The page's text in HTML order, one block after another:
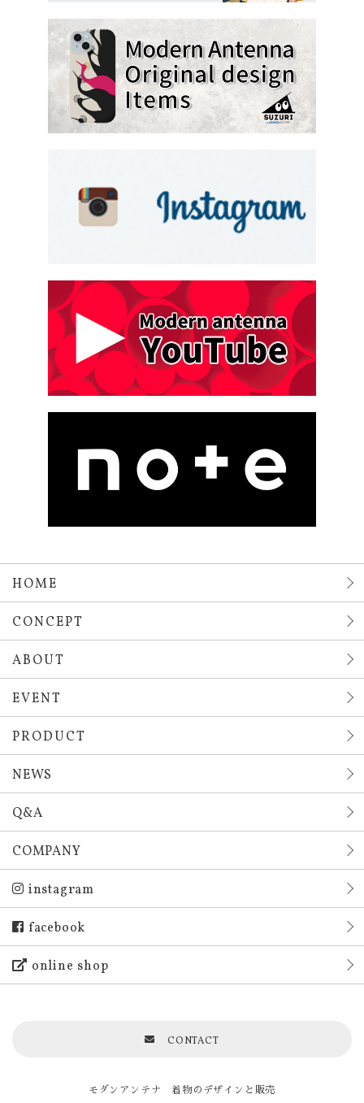
HOME
CONCEPT
ABOUT
EVENT
PRODUCT
NEWS
Q&A
COMPANY
instagram
facebook
online shop
CONTACT
モダンアンテナ 着物のデザインと販売